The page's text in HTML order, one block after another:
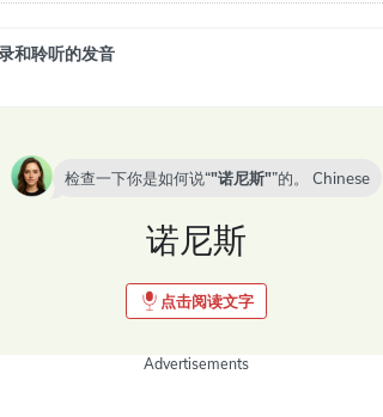
和聆听的发音
检查一下你是如何说“ 诺尼斯 ”的。 Chinese
诺尼斯
点击阅读文字
Advertisements